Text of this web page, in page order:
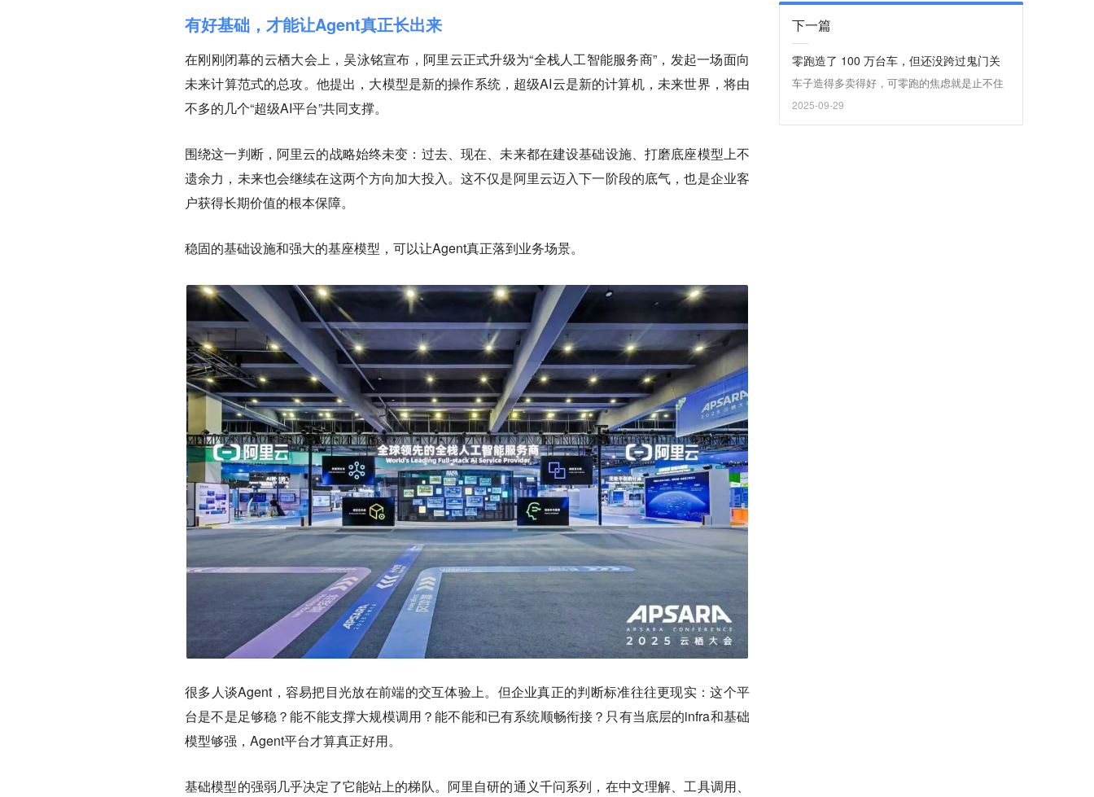
有好基础，才能让Agent真正长出来
在刚刚闭幕的云栖大会上，吴泳铭宣布，阿里云正式升级为“全栈人工智能服务商”，发起一场面向
未来计算范式的总攻。他提出，大模型是新的操作系统，超级AI云是新的计算机，未来世界，将由
不多的几个“超级AI平台”共同支撑。
围绕这一判断，阿里云的战略始终未变：过去、现在、未来都在建设基础设施、打磨底座模型上不
遗余力，未来也会继续在这两个方向加大投入。这不仅是阿里云迈入下一阶段的底气，也是企业客
户获得长期价值的根本保障。
稳固的基础设施和强大的基座模型，可以让Agent真正落到业务场景。
很多人谈Agent，容易把目光放在前端的交互体验上。但企业真正的判断标准往往更现实：这个平
台是不是足够稳？能不能支撑大规模调用？能不能和已有系统顺畅衔接？只有当底层的infra和基础
模型够强，Agent平台才算真正好用。
基础模型的强弱几乎决定了它能站上的梯队。阿里自研的通义千问系列，在中文理解、工具调用、
下一篇
零跑造了 100 万台车，但还没跨过鬼门关
车子造得多卖得好，可零跑的焦虑就是止不住
2025-09-29